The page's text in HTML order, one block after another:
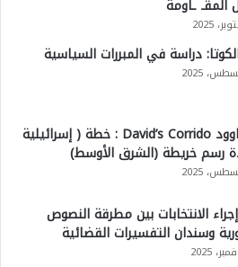
المقـ ـاومة
دراسة في المبررات السياسية
ممر داوود David’s Corrido : خطة ( إسرائيلية
رسم خريطة (الشرق الأوسط)
الانتخابات بين مطرقة النصوص
وسندان التفسيرات القضائية